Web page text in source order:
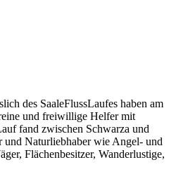
des SaaleFlussLaufes haben am
und freiwillige Helfer mit
fand zwischen Schwarza und
und Naturliebhaber wie Angel- und
Flächenbesitzer, Wanderlustige,